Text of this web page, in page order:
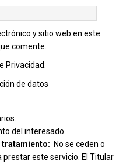
y sitio web en este
comente.
Privacidad
de datos
del interesado.
tratamiento: No se ceden o
este servicio. El Titular